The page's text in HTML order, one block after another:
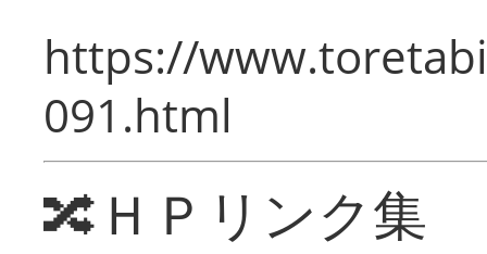
https://
091.html
🔀ＨＰリンク集